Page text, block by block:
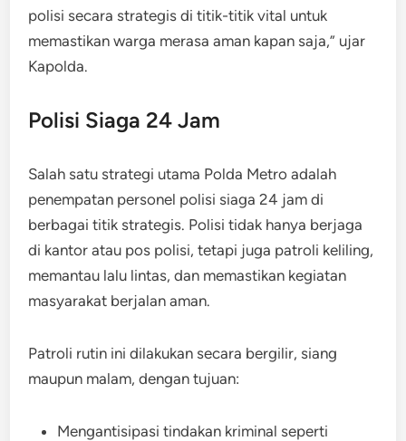
polisi secara strategis di titik-titik vital untuk
memastikan warga merasa aman kapan saja,” ujar
Kapolda.
Polisi Siaga 24 Jam
Salah satu strategi utama Polda Metro adalah
penempatan personel polisi siaga 24 jam di
berbagai titik strategis. Polisi tidak hanya berjaga
di kantor atau pos polisi, tetapi juga patroli keliling,
memantau lalu lintas, dan memastikan kegiatan
masyarakat berjalan aman.
Patroli rutin ini dilakukan secara bergilir, siang
maupun malam, dengan tujuan:
Mengantisipasi tindakan kriminal seperti